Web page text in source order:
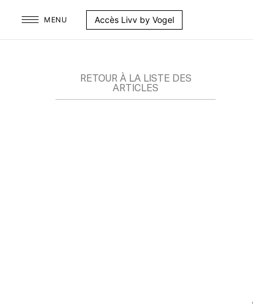
MENU Accès Livv by Vogel
RETOUR À LA LISTE DES
ARTICLES